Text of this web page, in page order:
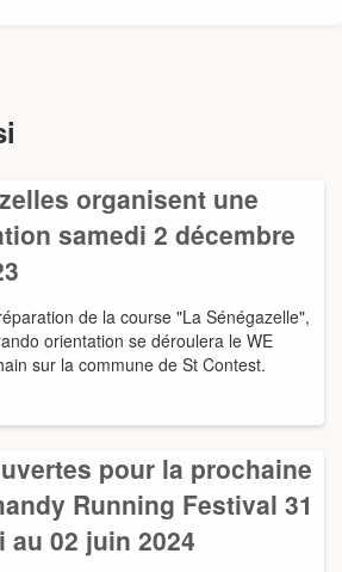
organisent une
samedi 2 décembre
de la course "La Sénégazelle",
orientation se déroulera le WE
sur la commune de St Contest.
pour la prochaine
Running Festival 31
au 02 juin 2024